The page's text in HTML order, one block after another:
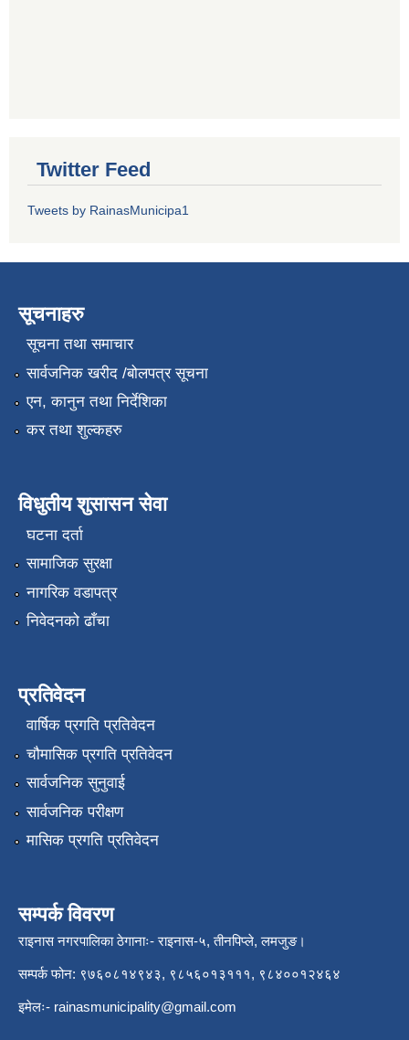
Twitter Feed
Tweets by RainasMunicipa1
सूचनाहरु
सूचना तथा समाचार
सार्वजनिक खरीद /बोलपत्र सूचना
एन, कानुन तथा निर्देशिका
कर तथा शुल्कहरु
विधुतीय शुसासन सेवा
घटना दर्ता
सामाजिक सुरक्षा
नागरिक वडापत्र
निवेदनको ढाँचा
प्रतिवेदन
वार्षिक प्रगति प्रतिवेदन
चौमासिक प्रगति प्रतिवेदन
सार्वजनिक सुनुवाई
सार्वजनिक परीक्षण
मासिक प्रगति प्रतिवेदन
सम्पर्क विवरण
राइनास नगरपालिका ठेगानाः- राइनास-५, तीनपिप्ले, लमजुङ।
सम्पर्क फोन: ९७६०८१४९४३, ९८५६०१३१११, ९८४००१२४६४
इमेलः- rainasmunicipality@gmail.com